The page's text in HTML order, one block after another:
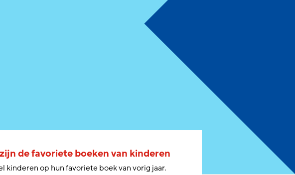
de favoriete boeken van kinderen
op hun favoriete boek van vorig jaar.